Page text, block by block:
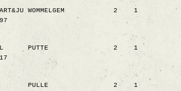
WOMMELGEM 2
1
PUTTE 2
1
PULLE 2
1